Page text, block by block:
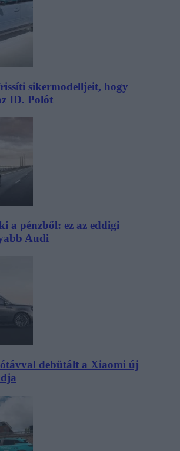
sikermodelljeit, hogy
ID. Polót
a pénzből: ez az eddigi
Audi
debütált a Xiaomi új